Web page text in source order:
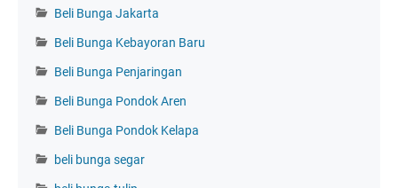
Beli Bunga Jakarta
Beli Bunga Kebayoran Baru
Beli Bunga Penjaringan
Beli Bunga Pondok Aren
Beli Bunga Pondok Kelapa
beli bunga segar